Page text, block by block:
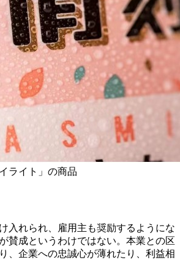
ライト」の商品
入れられ、雇用主も奨励するようにな
賛成というわけではない。本業との区
、企業への忠誠心が薄れたり、利益相